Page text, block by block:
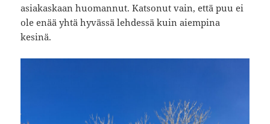
asiakaskaan huomannut. Katsonut vain, että puu ei
ole enää yhtä hyvässä lehdessä kuin aiempina
kesinä.